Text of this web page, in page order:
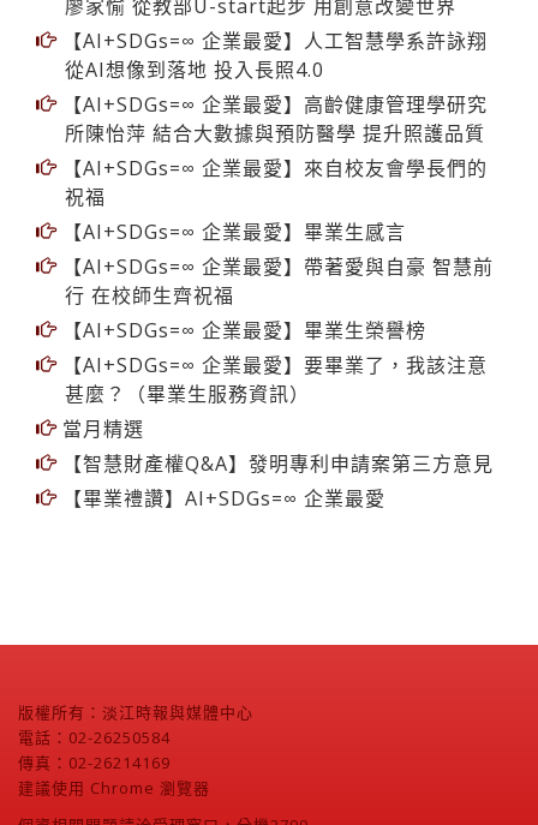
【AI+SDGs=∞ 企業最愛】高齡健康管理學研究
所陳怡萍 結合大數據與預防醫學 提升照護品質
【AI+SDGs=∞ 企業最愛】來自校友會學長們的
祝福
【AI+SDGs=∞ 企業最愛】畢業生感言
【AI+SDGs=∞ 企業最愛】帶著愛與自豪 智慧前
行 在校師生齊祝福
【AI+SDGs=∞ 企業最愛】畢業生榮譽榜
【AI+SDGs=∞ 企業最愛】要畢業了，我該注意
甚麼？（畢業生服務資訊）
當月精選
【智慧財產權Q&A】發明專利申請案第三方意見
【畢業禮讚】AI+SDGs=∞ 企業最愛
電話：02-26250584
個資相關問題請洽受理窗口，分機2799
管理者：潘劭愷/ 建置單位：
更新日期：2026-08-06 10:21:43